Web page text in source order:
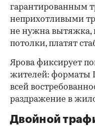
гарантированным
неприхотливыми
не нужна вытяжка,
потолки, платят
Ярова фиксирует
жителей: форматы
всей
раздражение в
Двойной